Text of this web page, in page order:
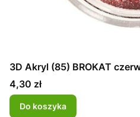
3D Akryl (85) BROKAT
Cena
4,30 zł
Do koszyka